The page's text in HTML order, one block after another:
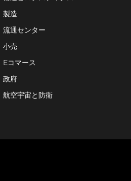
製造
流通センター
小売
Eコマース
政府
航空宇宙と防衛